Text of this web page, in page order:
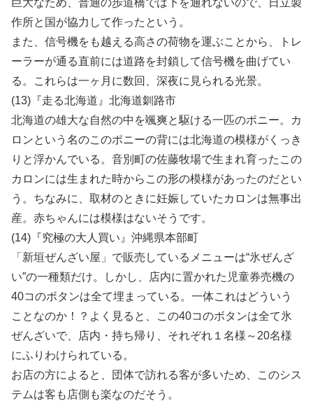
作所と国が協力して作ったという。
また、信号機をも越える高さの荷物を運ぶことから、トレ
ーラーが通る直前には道路を封鎖して信号機を曲げてい
る。これらは一ヶ月に数回、深夜に見られる光景。
(13)『走る北海道』北海道釧路市
北海道の雄大な自然の中を颯爽と駆ける一匹のポニー。カ
ロンという名のこのポニーの背には北海道の模様がくっき
りと浮かんでいる。音別町の佐藤牧場で生まれ育ったこの
カロンには生まれた時からこの形の模様があったのだとい
う。ちなみに、取材のときに妊娠していたカロンは無事出
産。赤ちゃんには模様はないそうです。
(14)『究極の大人買い』沖縄県本部町
「新垣ぜんざい屋」で販売しているメニューは“氷ぜんざ
い”の一種類だけ。しかし、店内に置かれた児童券売機の
40コのボタンは全て埋まっている。一体これはどういう
ことなのか！？よく見ると、この40コのボタンは全て氷
ぜんざいで、店内・持ち帰り、それぞれ１名様～20名様
にふりわけられている。
お店の方によると、団体で訪れる客が多いため、このシス
テムは客も店側も楽なのだそう。